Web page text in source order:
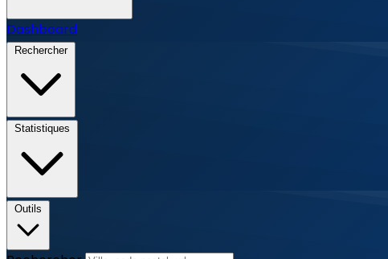
Dashboard
Rechercher
Statistiques
Outils